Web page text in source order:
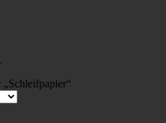
„Schleifpapier“